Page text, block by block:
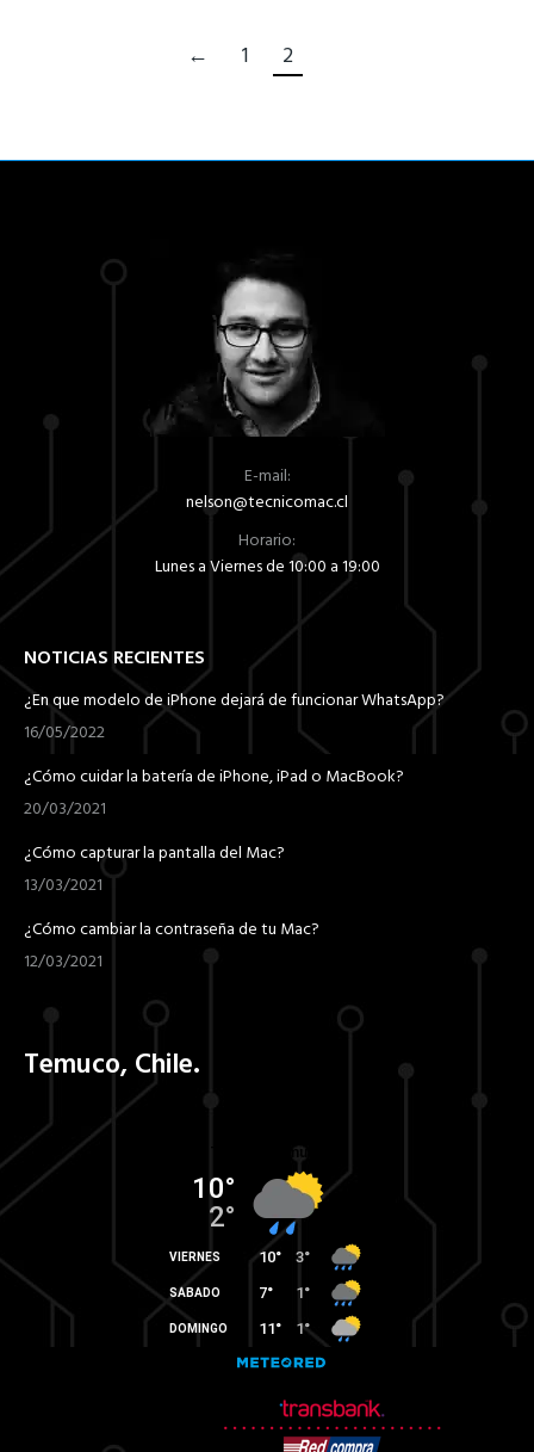
← 1 2
E-mail:
nelson@tecnicomac.cl
Horario:
Lunes a Viernes de 10:00 a 19:00
NOTICIAS RECIENTES
¿En que modelo de iPhone dejará de funcionar WhatsApp?
16/05/2022
¿Cómo cuidar la batería de iPhone, iPad o MacBook?
20/03/2021
¿Cómo capturar la pantalla del Mac?
13/03/2021
¿Cómo cambiar la contraseña de tu Mac?
12/03/2021
Temuco, Chile.